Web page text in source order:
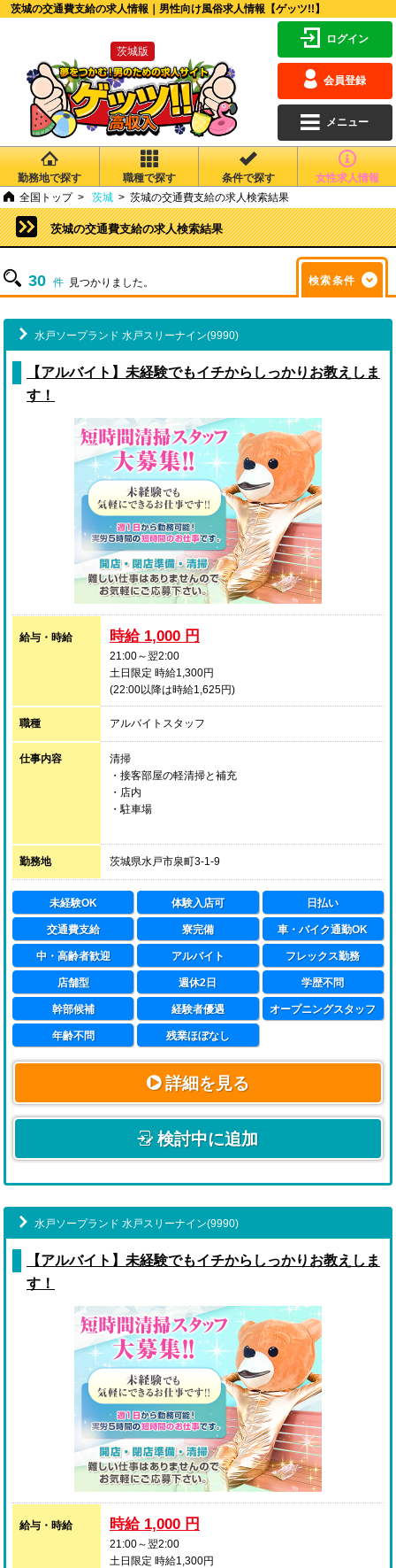
茨城の交通費支給の求人情報｜男性向け風俗求人情報【ゲッツ!!】
茨城版
ログイン
会員登録
メニュー
勤務地で探す 職種で探す 条件で探す 女性求人情報
全国トップ 茨城 茨城の交通費支給の求人検索結果
茨城の交通費支給の求人検索結果
30 件 見つかりました。 検索条件
水戸ソープランド 水戸スリーナイン(9990)
【アルバイト】未経験でもイチからしっかりお教えしま
す！
給与・時給 時給 1,000 円
21:00～翌2:00
土日限定 時給1,300円
(22:00以降は時給1,625円)
職種 アルバイトスタッフ
仕事内容
清掃
・接客部屋の軽清掃と補充
・店内
・駐車場
短時間の募集で難しい仕事はありませんので、お気軽に
ご応募下さい。
勤務地 茨城県水戸市泉町3-1-9
未経験OK 体験入店可 日払い
交通費支給 寮完備 車・バイク通勤OK
中・高齢者歓迎 アルバイト フレックス勤務
店舗型 週休2日 学歴不問
幹部候補 経験者優遇 オープニングスタッフ
年齢不問 残業ほぼなし
詳細を見る
検討中に追加
水戸ソープランド 水戸スリーナイン(9990)
【アルバイト】未経験でもイチからしっかりお教えしま
す！
給与・時給 時給 1,000 円
21:00～翌2:00
土日限定 時給1,300円